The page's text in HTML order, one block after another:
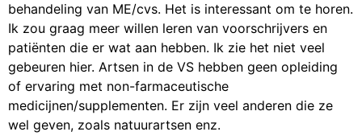
behandeling van ME/cvs. Het is interessant om te horen.
Ik zou graag meer willen leren van voorschrijvers en
patiënten die er wat aan hebben. Ik zie het niet veel
gebeuren hier. Artsen in de VS hebben geen opleiding
of ervaring met non-farmaceutische
medicijnen/supplementen. Er zijn veel anderen die ze
wel geven, zoals natuurartsen enz.